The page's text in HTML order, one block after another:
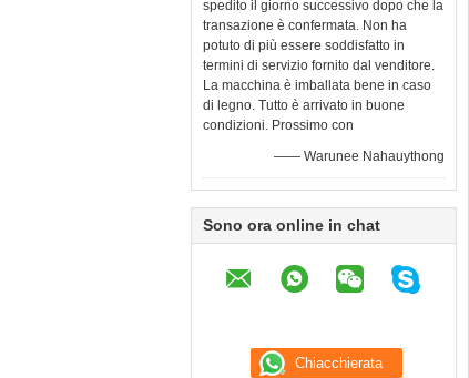
spedito il giorno successivo dopo che la
transazione è confermata. Non ha
potuto di più essere soddisfatto in
termini di servizio fornito dal venditore.
La macchina è imballata bene in caso
di legno. Tutto è arrivato in buone
condizioni. Prossimo con
—— Warunee Nahauythong
Sono ora online in chat